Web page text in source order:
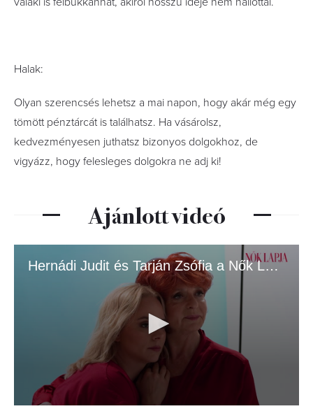
Halak:
Olyan szerencsés lehetsz a mai napon, hogy akár még egy
tömött pénztárcát is találhatsz. Ha vásárolsz,
kedvezményesen juthatsz bizonyos dolgokhoz, de
vigyázz, hogy felesleges dolgokra ne adj ki!
Ajánlott videó
Hernádi Judit és Tarján Zsófia a Nők Lapja címlapján.mp4